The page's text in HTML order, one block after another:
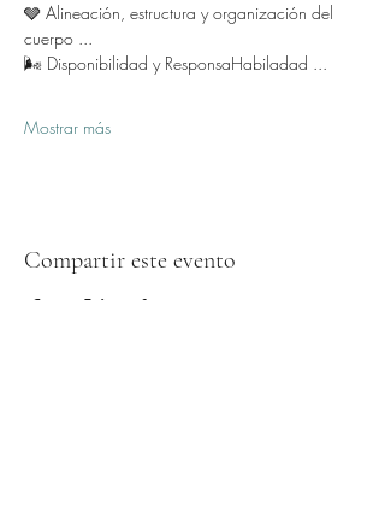
🩶 Alineación, estructura y organización del
cuerpo ...
🌬️ Disponibilidad y ResponsaHabiladad ...
Mostrar más
Compartir este evento